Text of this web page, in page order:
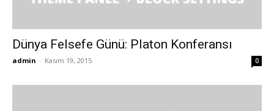
Dünya Felsefe Günü: Platon Konferansı
admin - Kasım 19, 2015 0